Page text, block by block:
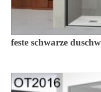
feste schwarze